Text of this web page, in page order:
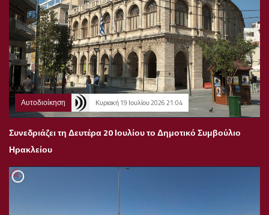
Αυτοδιοίκηση Κυριακή 19 Ιουλίου 2026 21:04
Συνεδριάζει τη Δευτέρα 20 Ιουλίου το Δημοτικό Συμβούλιο
Ηρακλείου